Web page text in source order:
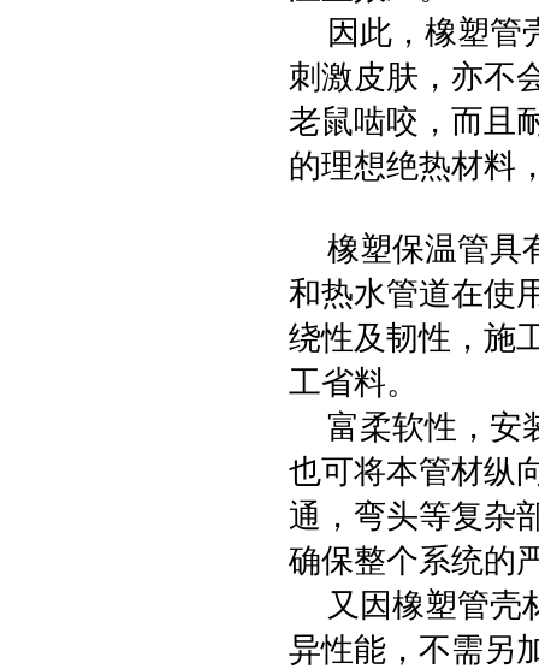
因此，橡塑管
刺激皮肤，亦不
老鼠啮咬，而且
的理想绝热材料
橡塑保温管具
和热水管道在使
绕性及韧性，施
工省料。
富柔软性，安
也可将本管材纵
通，弯头等复杂
确保整个系统的
又因橡塑管壳
异性能，不需另